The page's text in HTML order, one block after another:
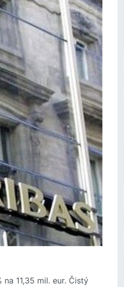
11,35 mil. eur. Čistý